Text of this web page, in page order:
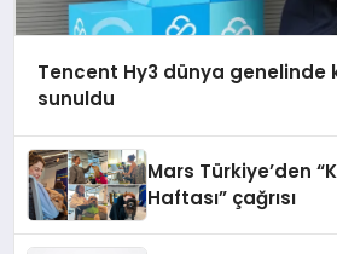
Tencent Hy3 dünya genelinde
sunuldu
Mars Türkiye’den
Haftası” çağrısı